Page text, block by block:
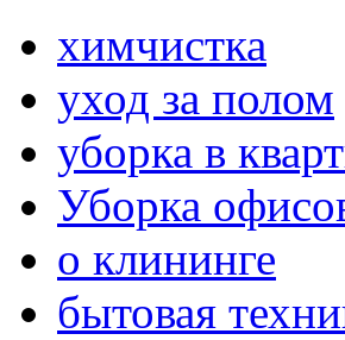
химчистка
уход за полом
уборка в
Уборка
о клининге
бытовая